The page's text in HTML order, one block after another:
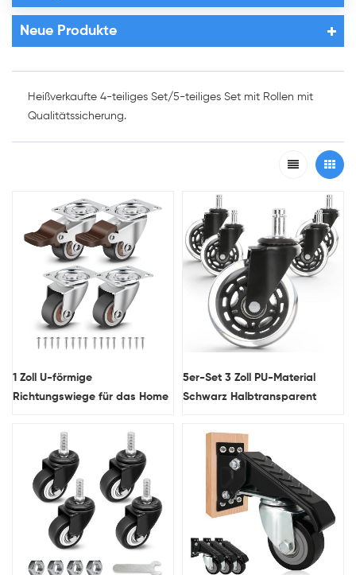
Neue Produkte
Heißverkaufte 4-teiliges Set/5-teiliges Set mit Rollen mit
Qualitätssicherung.
1 Zoll U-förmige
Richtungswiege für das Home
brauner TPR-Rollstuhlrolle,
Staubschutzhülle, Tischrolle
5er-Set 3 Zoll PU-Material
Schwarz Halbtransparent
Möbelrolle